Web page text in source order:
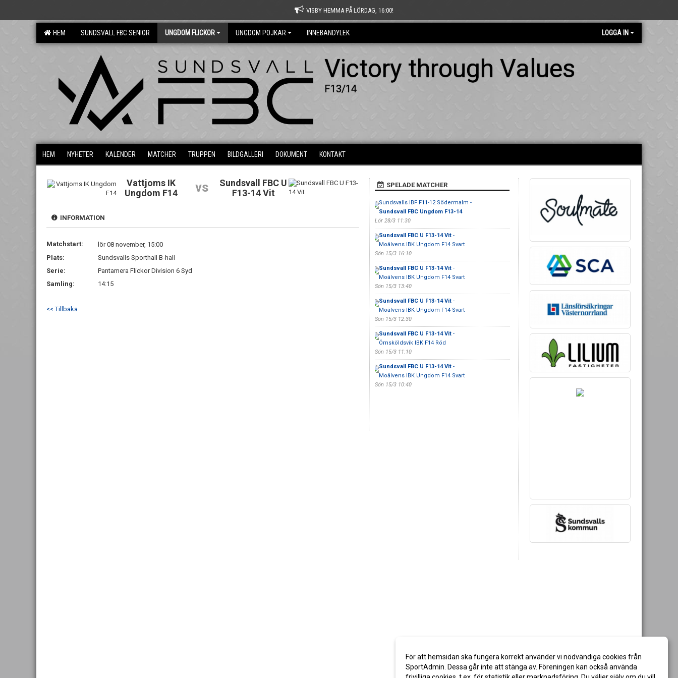
VISBY HEMMA PÅ LÖRDAG, 16:00!
HEM SUNDSVALL FBC SENIOR UNGDOM FLICKOR UNGDOM POJKAR INNEBANDYLEK LOGGA IN
Victory through Values
F13/14
HEM NYHETER KALENDER MATCHER TRUPPEN BILDGALLERI DOKUMENT KONTAKT
Vattjoms IK
Ungdom F14
vs
Sundsvall FBC U
F13-14 Vit
INFORMATION
Matchstart:
lör 08 november, 15:00
Plats:
Sundsvalls Sporthall B-hall
Serie:
Pantamera Flickor Division 6 Syd
Samling:
14:15
<< Tillbaka
SPELADE MATCHER
Sundsvalls IBF F11-12 Södermalm -
Sundsvall FBC Ungdom F13-14
Lör 28/3 11:30
Sundsvall FBC U F13-14 Vit-
Moälvens IBK Ungdom F14 Svart
Sön 15/3 16:10
Sundsvall FBC U F13-14 Vit-
Moälvens IBK Ungdom F14 Svart
Sön 15/3 13:40
Sundsvall FBC U F13-14 Vit-
Moälvens IBK Ungdom F14 Svart
Sön 15/3 12:30
Sundsvall FBC U F13-14 Vit-
Örnsköldsvik IBK F14 Röd
Sön 15/3 11:10
Sundsvall FBC U F13-14 Vit-
Moälvens IBK Ungdom F14 Svart
Sön 15/3 10:40
För att hemsidan ska fungera korrekt använder vi nödvändiga cookies från
SportAdmin. Dessa går inte att stänga av. Föreningen kan också använda